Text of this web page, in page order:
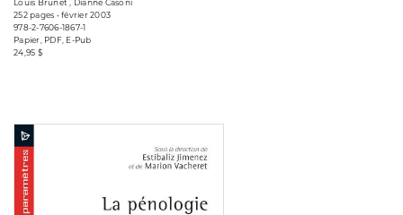
Louis Brunet , Dianne Casoni
252 pages • février 2003
978-2-7606-1867-1
Papier, PDF, E-Pub
24,95 $